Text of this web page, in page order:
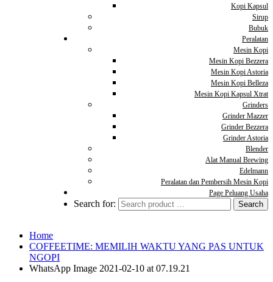
Kopi Kapsul
Sirup
Bubuk
Peralatan
Mesin Kopi
Mesin Kopi Bezzera
Mesin Kopi Astoria
Mesin Kopi Belleza
Mesin Kopi Kapsul Xtrat
Grinders
Grinder Mazzer
Grinder Bezzera
Grinder Astoria
Blender
Alat Manual Brewing
Edelmann
Peralatan dan Pembersih Mesin Kopi
Page Peluang Usaha
Search for:
Home
COFFEETIME: MEMILIH WAKTU YANG PAS UNTUK
NGOPI
WhatsApp Image 2021-02-10 at 07.19.21